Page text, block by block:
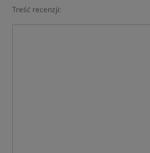
Treść recenzji: